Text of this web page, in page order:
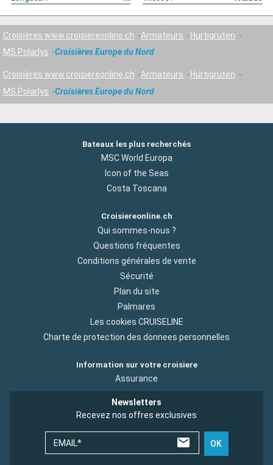
Croisières www.croisiereonline.ch Armateurs
Hurtigruten
MS Polarlys
Croisières Europe du Nord
Croisières www.croisiereonline.ch Armateurs
Hurtigruten
MS Polarlys
Croisières Europe du Nord
Bateaux les plus recherchés
MSC World Europa
Icon of the Seas
Costa Toscana
Croisiereonline.ch
Qui sommes-nous ?
Questions fréquentes
Conditions générales de vente
Sécurité
Plan du site
Palmares
Les cookies CRUISELINE
Charte de protection des donnees personnelles
Information sur votre croisiere
Assurance
Newsletters
Recevez nos offres exclusives
EMAIL* OK